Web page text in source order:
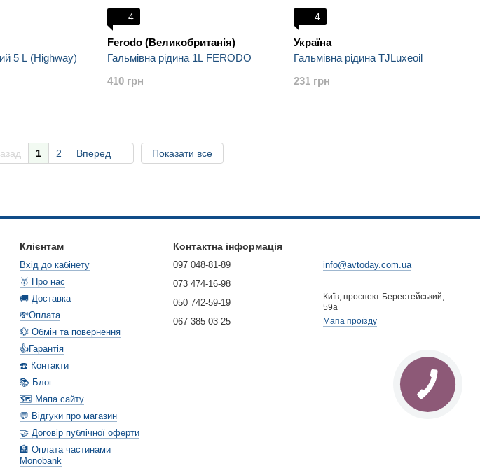
5 L (Highway)
4
Ferodo (Великобританія)
Гальмівна рідина 1L FERODO
410 грн
4
Україна
Гальмівна рідина TJLuxeoil
231 грн
1 2 Вперед Показати все
Клієнтам
Вхід до кабінету
🥇 Про нас
🚚 Доставка
💸Оплата
💱 Обмін та повернення
👍Гарантія
☎️ Контакти
📚 Блог
🗺️ Мапа сайту
💬 Відгуки про магазин
🤝 Договір публічної оферти
🏦 Оплата частинами
Monobank
Контактна інформація
097 048-81-89
073 474-16-98
050 742-59-19
067 385-03-25
info@avtoday.com.ua
Київ, проспект Берестейський,
59а
Мапа проїзду